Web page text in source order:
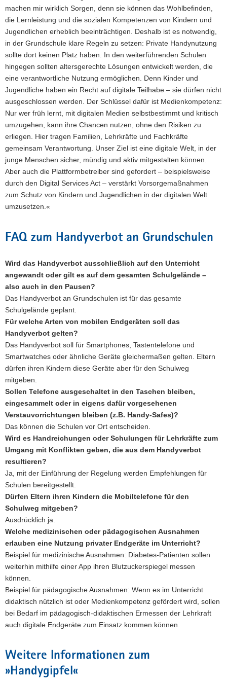
machen mir wirklich Sorgen, denn sie können das Wohlbefinden,
die Lernleistung und die sozialen Kompetenzen von Kindern und
Jugendlichen erheblich beeinträchtigen. Deshalb ist es notwendig,
in der Grundschule klare Regeln zu setzen: Private Handynutzung
sollte dort keinen Platz haben. In den weiterführenden Schulen
hingegen sollten altersgerechte Lösungen entwickelt werden, die
eine verantwortliche Nutzung ermöglichen. Denn Kinder und
Jugendliche haben ein Recht auf digitale Teilhabe – sie dürfen nicht
ausgeschlossen werden. Der Schlüssel dafür ist Medienkompetenz:
Nur wer früh lernt, mit digitalen Medien selbstbestimmt und kritisch
umzugehen, kann ihre Chancen nutzen, ohne den Risiken zu
erliegen. Hier tragen Familien, Lehrkräfte und Fachkräfte
gemeinsam Verantwortung. Unser Ziel ist eine digitale Welt, in der
junge Menschen sicher, mündig und aktiv mitgestalten können.
Aber auch die Plattformbetreiber sind gefordert – beispielsweise
durch den Digital Services Act – verstärkt Vorsorgemaßnahmen
zum Schutz von Kindern und Jugendlichen in der digitalen Welt
umzusetzen.«
FAQ zum Handyverbot an Grundschulen
Wird das Handyverbot ausschließlich auf den Unterricht
angewandt oder gilt es auf dem gesamten Schulgelände –
also auch in den Pausen?
Das Handyverbot an Grundschulen ist für das gesamte
Schulgelände geplant.
Für welche Arten von mobilen Endgeräten soll das
Handyverbot gelten?
Das Handyverbot soll für Smartphones, Tastentelefone und
Smartwatches oder ähnliche Geräte gleichermaßen gelten. Eltern
dürfen ihren Kindern diese Geräte aber für den Schulweg
mitgeben.
Sollen Telefone ausgeschaltet in den Taschen bleiben,
eingesammelt oder in eigens dafür vorgesehenen
Verstauvorrichtungen bleiben (z.B. Handy-Safes)?
Das können die Schulen vor Ort entscheiden.
Wird es Handreichungen oder Schulungen für Lehrkräfte zum
Umgang mit Konflikten geben, die aus dem Handyverbot
resultieren?
Ja, mit der Einführung der Regelung werden Empfehlungen für
Schulen bereitgestellt.
Dürfen Eltern ihren Kindern die Mobiltelefone für den
Schulweg mitgeben?
Ausdrücklich ja.
Welche medizinischen oder pädagogischen Ausnahmen
erlauben eine Nutzung privater Endgeräte im Unterricht?
Beispiel für medizinische Ausnahmen: Diabetes-Patienten sollen
weiterhin mithilfe einer App ihren Blutzuckerspiegel messen
können.
Beispiel für pädagogische Ausnahmen: Wenn es im Unterricht
didaktisch nützlich ist oder Medienkompetenz gefördert wird, sollen
bei Bedarf im pädagogisch-didaktischen Ermessen der Lehrkraft
auch digitale Endgeräte zum Einsatz kommen können.
Weitere Informationen zum
»Handygipfel«